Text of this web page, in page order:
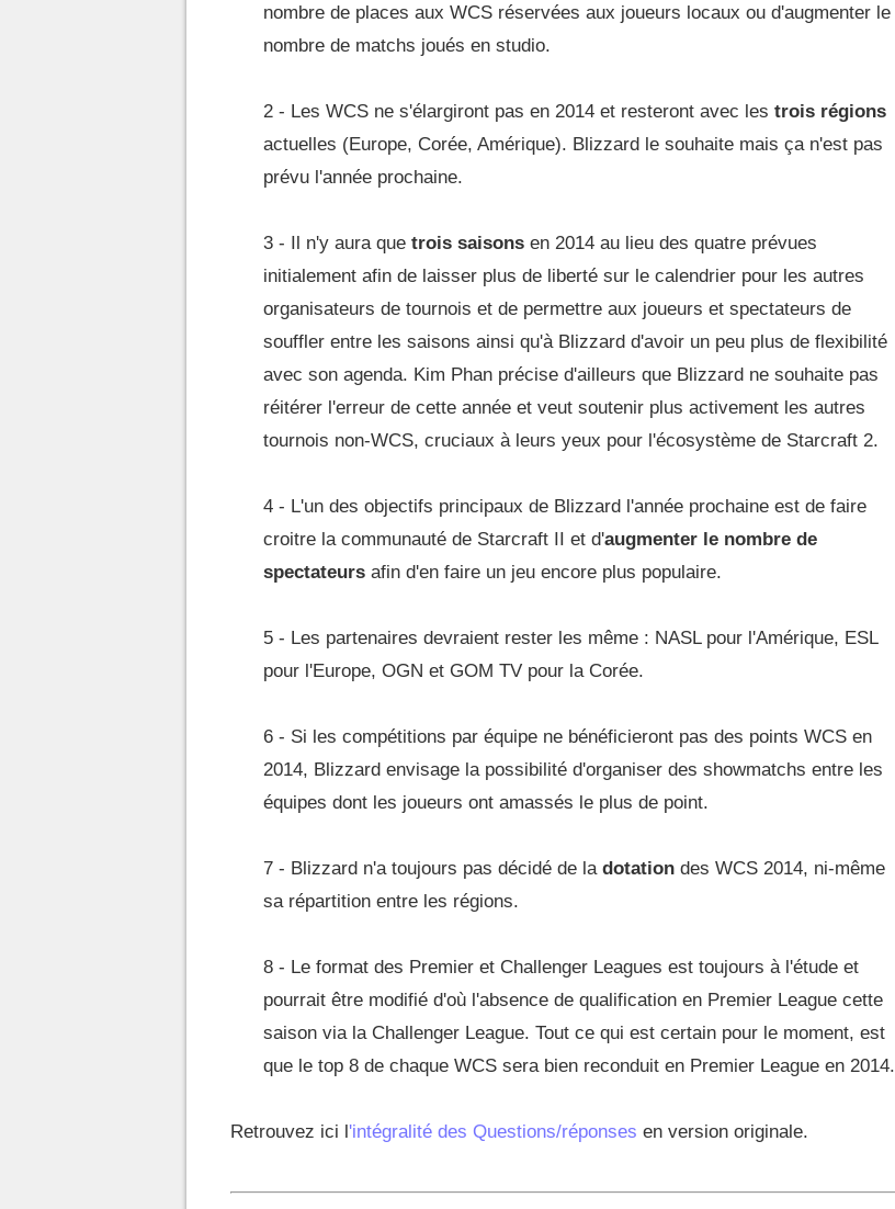
nombre de places aux WCS réservées aux joueurs locaux ou d'augmenter le
nombre de matchs joués en studio.
2 - Les WCS ne s'élargiront pas en 2014 et resteront avec les trois régions
actuelles (Europe, Corée, Amérique). Blizzard le souhaite mais ça n'est pas
prévu l'année prochaine.
3 - Il n'y aura que trois saisons en 2014 au lieu des quatre prévues
initialement afin de laisser plus de liberté sur le calendrier pour les autres
organisateurs de tournois et de permettre aux joueurs et spectateurs de
souffler entre les saisons ainsi qu'à Blizzard d'avoir un peu plus de flexibilité
avec son agenda. Kim Phan précise d'ailleurs que Blizzard ne souhaite pas
réitérer l'erreur de cette année et veut soutenir plus activement les autres
tournois non-WCS, cruciaux à leurs yeux pour l'écosystème de Starcraft 2.
4 - L'un des objectifs principaux de Blizzard l'année prochaine est de faire
croitre la communauté de Starcraft II et d'augmenter le nombre de
spectateurs afin d'en faire un jeu encore plus populaire.
5 - Les partenaires devraient rester les même : NASL pour l'Amérique, ESL
pour l'Europe, OGN et GOM TV pour la Corée.
6 - Si les compétitions par équipe ne bénéficieront pas des points WCS en
2014, Blizzard envisage la possibilité d'organiser des showmatchs entre les
équipes dont les joueurs ont amassés le plus de point.
7 - Blizzard n'a toujours pas décidé de la dotation des WCS 2014, ni-même
sa répartition entre les régions.
8 - Le format des Premier et Challenger Leagues est toujours à l'étude et
pourrait être modifié d'où l'absence de qualification en Premier League cette
saison via la Challenger League. Tout ce qui est certain pour le moment, est
que le top 8 de chaque WCS sera bien reconduit en Premier League en 2014.
Retrouvez ici l'intégralité des Questions/réponses en version originale.